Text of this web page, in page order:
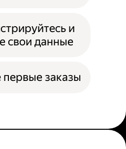
и
свои данные
первые заказы